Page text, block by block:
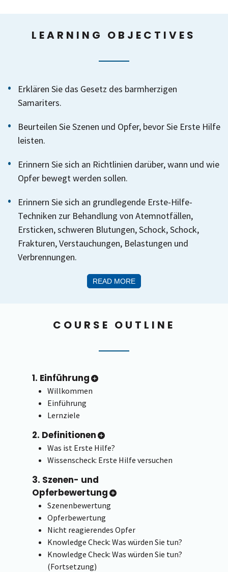
LEARNING OBJECTIVES
Erklären Sie das Gesetz des barmherzigen
Samariters.
Beurteilen Sie Szenen und Opfer, bevor Sie Erste Hilfe
leisten.
Erinnern Sie sich an Richtlinien darüber, wann und wie
Opfer bewegt werden sollen.
Erinnern Sie sich an grundlegende Erste-Hilfe-
Techniken zur Behandlung von Atemnotfällen,
Ersticken, schweren Blutungen, Schock, Schock,
Frakturen, Verstauchungen, Belastungen und
Verbrennungen.
READ MORE
COURSE OUTLINE
1. Einführung
Willkommen
Einführung
Lernziele
2. Definitionen
Was ist Erste Hilfe?
Wissenscheck: Erste Hilfe versuchen
3. Szenen- und
Opferbewertung
Szenenbewertung
Opferbewertung
Nicht reagierendes Opfer
Knowledge Check: Was würden Sie tun?
Knowledge Check: Was würden Sie tun?
(Fortsetzung)